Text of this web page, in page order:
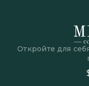
Откройте для